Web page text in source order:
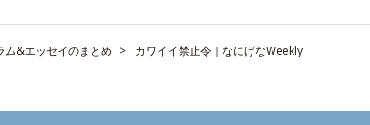
ム&エッセイのまとめ カワイイ禁止令｜なにげなWeekly